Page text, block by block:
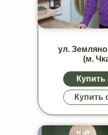
Купить
ул.
(м.